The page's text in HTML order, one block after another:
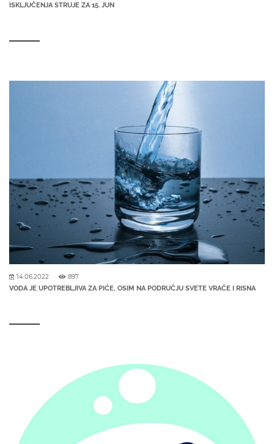
ISKLJUČENJA STRUJE ZA 15. JUN
14.06.2022 897
VODA JE UPOTREBLJIVA ZA PIĆE, OSIM NA PODRUČJU SVETE VRAČE I RISNA